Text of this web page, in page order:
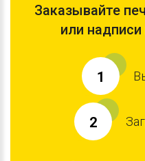
Заказывайте
или
1
2